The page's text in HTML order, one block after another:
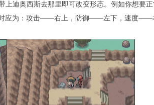
上迪奥西斯去那里即可改变形态。例如你想要
对应为：攻击——右上，防御——左下，速度——